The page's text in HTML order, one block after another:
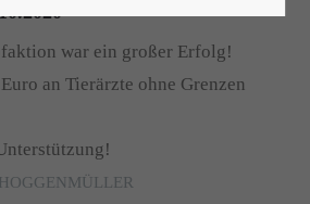
war ein großer Erfolg!
an Tierärzte ohne Grenzen